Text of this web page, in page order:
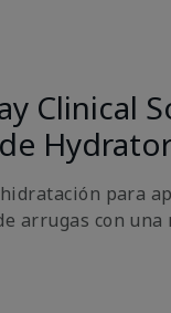
Clinical
para
arrugas con